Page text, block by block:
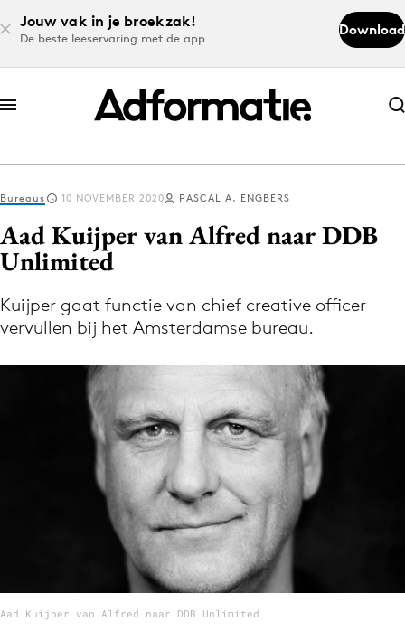
Jouw vak in je broekzak!
De beste leeservaring met de app
Download
Abonneer nu
Abonneer nu
Log in
Volg het laatste nieuws via de Adformatie
Nieuws app
9 sept: GenAI-training
12 nov: MarketingLive!
Adverteren
Events
Bureaus 10 NOVEMBER 2020 PASCAL A. ENGBERS
Aad Kuijper van Alfred naar DDB
Unlimited
Kuijper gaat functie van chief creative officer
vervullen bij het Amsterdamse bureau.
Aad Kuijper van Alfred naar DDB Unlimited